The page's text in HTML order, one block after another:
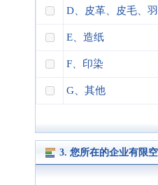
D、皮革、皮毛、
E、造纸
F、印染
G、其他
3. 您所在的企业有限